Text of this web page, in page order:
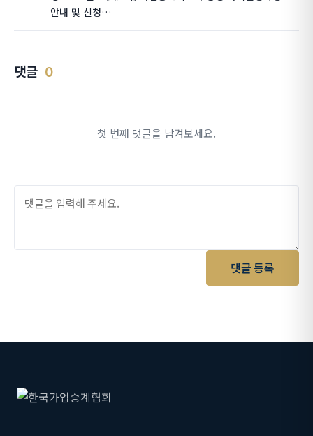
안내 및 신청…
댓글 0
첫 번째 댓글을 남겨보세요.
댓글 등록